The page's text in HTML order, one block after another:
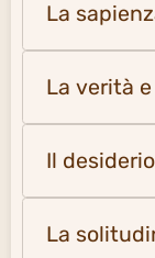
La
La verità
Il
La